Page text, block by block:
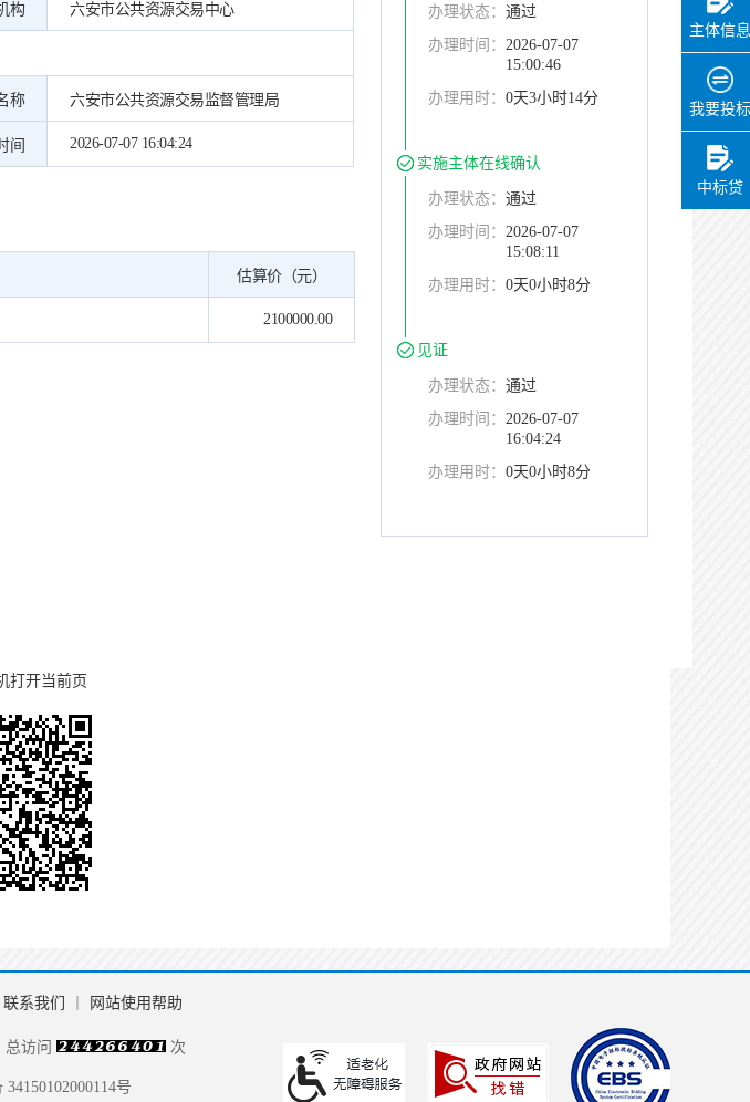
主体信息
我要投标
中标贷
构 六安市公共资源交易中心
称 六安市公共资源交易监督管理局
间 2026-07-07 16:04:24
估算价（元）
2100000.00
办理状态： 通过
办理时间： 2026-07-07
15:00:46
办理用时： 0天3小时14分
实施主体在线确认
办理状态： 通过
办理时间： 2026-07-07
15:08:11
办理用时： 0天0小时8分
见证
办理状态： 通过
办理时间： 2026-07-07
16:04:24
办理用时： 0天0小时8分
打开当前页
联系我们 网站使用帮助
总访问 次
号